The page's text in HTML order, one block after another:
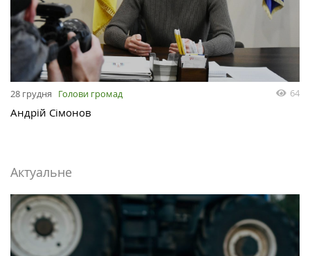
28 грудня Голови громад 64
Андрій Сімонов
Актуальне